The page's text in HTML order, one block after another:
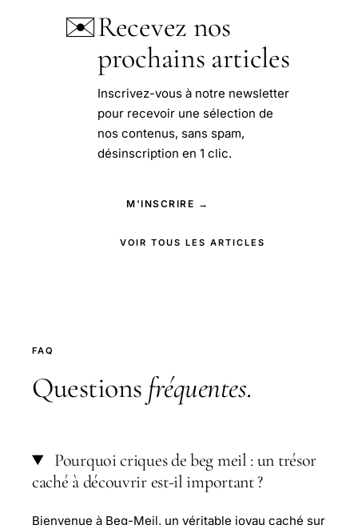
✉️Recevez nos
prochains articles
Inscrivez-vous à notre newsletter
pour recevoir une sélection de
nos contenus, sans spam,
désinscription en 1 clic.
M'INSCRIRE →
VOIR TOUS LES ARTICLES
FAQ
Questions fréquentes.
Pourquoi criques de beg meil : un trésor
caché à découvrir est-il important ?
Bienvenue à Beg-Meil, un véritable joyau caché sur